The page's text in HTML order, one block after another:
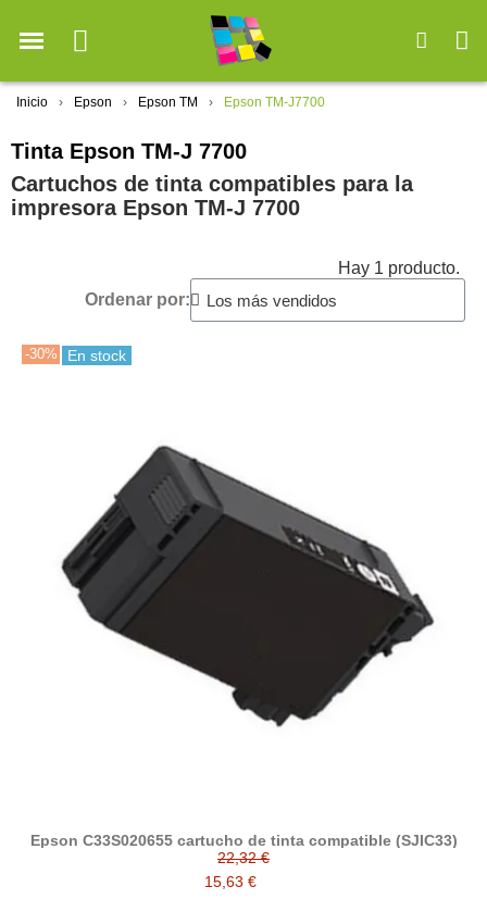
Inicio Epson Epson TM Epson TM-J7700
Tinta Epson TM-J 7700
Cartuchos de tinta compatibles para la
impresora Epson TM-J 7700
Hay 1 producto.
Ordenar por:
-30% En stock
Epson C33S020655 cartucho de tinta compatible (SJIC33)
22,32 €
15,63 €